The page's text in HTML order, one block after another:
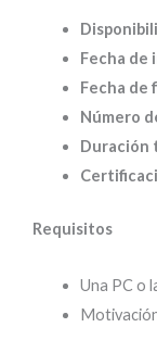
Fecha de
Fecha de
Número
Duración
Requisitos
Una PC o